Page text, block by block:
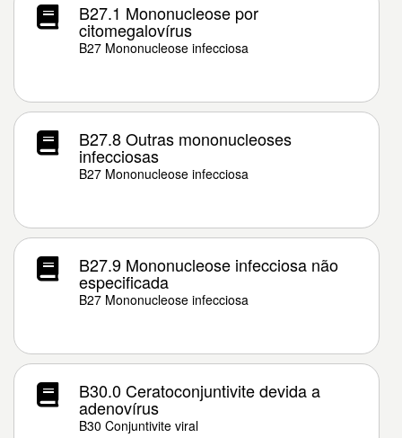
B27.1 Mononucleose por
citomegalovírus
B27 Mononucleose infecciosa
B27.8 Outras mononucleoses
infecciosas
B27 Mononucleose infecciosa
B27.9 Mononucleose infecciosa não
especificada
B27 Mononucleose infecciosa
B30.0 Ceratoconjuntivite devida a
adenovírus
B30 Conjuntivite viral